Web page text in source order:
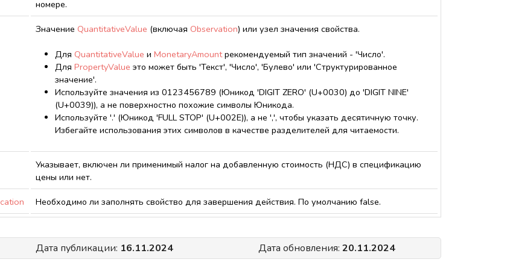
номере.
Значение QuantitativeValue (включая Observation) или узел значения свойства.
Для QuantitativeValue и MonetaryAmountрекомендуемый тип значений - 'Число'.
Для PropertyValue это может быть 'Текст', 'Число', 'Булево' или 'Структурированное
значение'.
Используйте значения из 0123456789 (Юникод 'DIGIT ZERO' (U+0030) до 'DIGIT NINE'
(U+0039)), а не поверхностно похожие символы Юникода.
Используйте '.' (Юникод 'FULL STOP' (U+002E)), а не ',', чтобы указать десятичную точку.
Избегайте использования этих символов в качестве разделителей для читаемости.
Указывает, включен ли применимый налог на добавленную стоимость (НДС) в спецификацию
цены или нет.
Необходимо ли заполнять свойство для завершения действия. По умолчанию false.
Дата публикации: 16.11.2024 Дата обновления: 20.11.2024